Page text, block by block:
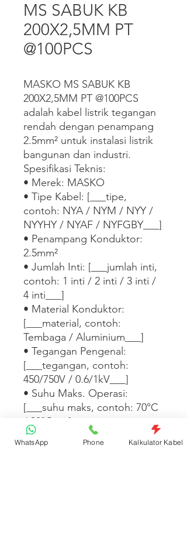
MS SABUK KB
200X2,5MM PT
@100PCS
MASKO MS SABUK KB
200X2,5MM PT @100PCS
adalah kabel listrik tegangan
rendah dengan penampang
2.5mm² untuk instalasi listrik
bangunan dan industri.
Spesifikasi Teknis:
• Merek: MASKO
• Tipe Kabel: [___tipe,
contoh: NYA / NYM / NYY /
NYYHY / NYAF / NYFGBY___]
• Penampang Konduktor:
2.5mm²
• Jumlah Inti: [___jumlah inti,
contoh: 1 inti / 2 inti / 3 inti /
4 inti___]
• Material Konduktor:
[___material, contoh:
Tembaga / Aluminium___]
• Tegangan Pengenal:
[___tegangan, contoh:
450/750V / 0.6/1kV___]
• Suhu Maks. Operasi:
[___suhu maks, contoh: 70°C
/ 90°C___]
• Standar: [___standar,
contoh: SNI IEC 60227 / SNI
WhatsApp Phone Kalkulator Kabel